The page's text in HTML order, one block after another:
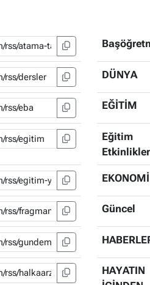
DÜNYA
EĞİTİM
Eğitim
EKONOMİ
Güncel
HAYATIN